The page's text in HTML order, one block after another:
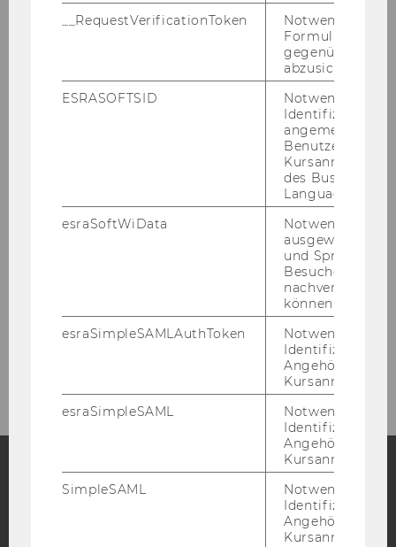
Facebook Blog
__RequestVerificationToken
Notwendig, um
gegenüber
abzusichern.
ESRASOFTSID
Notwendig zur
Identifizierung
angemeldeten
Benutzers im
des Business
Language
esraSoftWiData
Notwendig um
ausgewählte
und
Besuchers
nachverfolgen
können.
esraSimpleSAMLAuthToken
Notwendig zur
Identifizierung
Angehörige/r für
Kursanmeldung.
esraSimpleSAML
Notwendig zur
Identifizierung
Angehörige/r für
Kursanmeldung.
SimpleSAML
Notwendig zur
Identifizierung
Angehörige/r für
Kursanmeldung.